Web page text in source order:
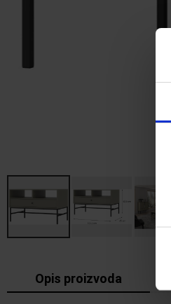
Opis proizvoda